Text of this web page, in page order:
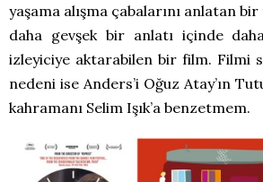
yaşama alışma çabalarını anlatan
daha gevşek bir anlatı içinde
izleyiciye aktarabilen bir film. Filmi
nedeni ise Anders’i Oğuz Atay’ın
kahramanı Selim Işık’a benzetmem.